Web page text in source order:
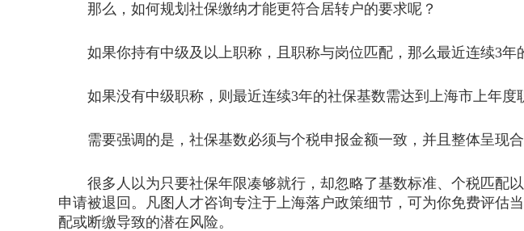
那么，如何规划社保缴纳才能更符合居转户的要求呢？
如果你持有中级及以上职称，且职称与岗位匹配，那么最近连续3年
如果没有中级职称，则最近连续3年的社保基数需达到上海市上年度
需要强调的是，社保基数必须与个税申报金额一致，并且整体呈现合
很多人以为只要社保年限凑够就行，却忽略了基数标准、个税匹配
申请被退回。凡图人才咨询专注于上海落户政策细节，可为你免费评估
配或断缴导致的潜在风险。